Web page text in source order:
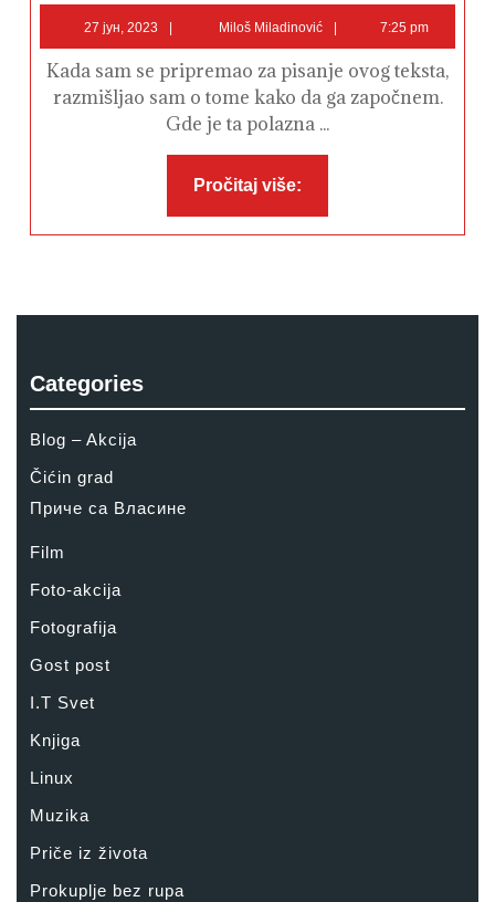
koncertom!
27 јун, 2023
2023
Miloš Miladinović 7:25 pm
Kada sam se pripremao za pisanje ovog teksta,
razmišljao sam o tome kako da ga započnem.
Gde je ta polazna ...
Pročitaj više:
Categories
Blog – Akcija
Čićin grad
Приче са Власине
Film
Foto-akcija
Fotografija
Gost post
I.T Svet
Knjiga
Linux
Muzika
Priče iz života
Prokuplje bez rupa